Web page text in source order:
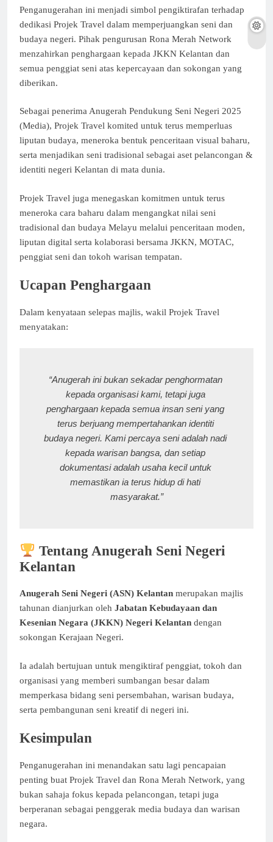
Penganugerahan ini menjadi simbol pengiktirafan terhadap
dedikasi Projek Travel dalam memperjuangkan seni dan
budaya negeri. Pihak pengurusan Rona Merah Network
menzahirkan penghargaan kepada JKKN Kelantan dan
semua penggiat seni atas kepercayaan dan sokongan yang
diberikan.
Sebagai penerima Anugerah Pendukung Seni Negeri 2025
(Media), Projek Travel komited untuk terus memperluas
liputan budaya, meneroka bentuk penceritaan visual baharu,
serta menjadikan seni tradisional sebagai aset pelancongan &
identiti negeri Kelantan di mata dunia.
Projek Travel juga menegaskan komitmen untuk terus
meneroka cara baharu dalam mengangkat nilai seni
tradisional dan budaya Melayu melalui penceritaan moden,
liputan digital serta kolaborasi bersama JKKN, MOTAC,
penggiat seni dan tokoh warisan tempatan.
Ucapan Penghargaan
Dalam kenyataan selepas majlis, wakil Projek Travel
menyatakan:
“Anugerah ini bukan sekadar penghormatan
kepada organisasi kami, tetapi juga
penghargaan kepada semua insan seni yang
terus berjuang mempertahankan identiti
budaya negeri. Kami percaya seni adalah nadi
kepada warisan bangsa, dan setiap
dokumentasi adalah usaha kecil untuk
memastikan ia terus hidup di hati
masyarakat.”
Tentang Anugerah Seni Negeri
Kelantan
Anugerah Seni Negeri (ASN) Kelantan merupakan majlis
tahunan dianjurkan oleh Jabatan Kebudayaan dan
Kesenian Negara (JKKN) Negeri Kelantan dengan
sokongan Kerajaan Negeri.
Ia adalah bertujuan untuk mengiktiraf penggiat, tokoh dan
organisasi yang memberi sumbangan besar dalam
memperkasa bidang seni persembahan, warisan budaya,
serta pembangunan seni kreatif di negeri ini.
Kesimpulan
Penganugerahan ini menandakan satu lagi pencapaian
penting buat Projek Travel dan Rona Merah Network, yang
bukan sahaja fokus kepada pelancongan, tetapi juga
berperanan sebagai penggerak media budaya dan warisan
negara.